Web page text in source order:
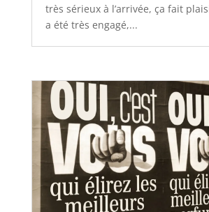
très sérieux à l’arrivée, ça fait
a été très engagé,...